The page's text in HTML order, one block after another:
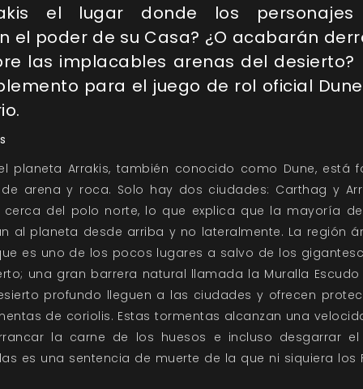
el lugar donde los personajes
el poder de su Casa? ¿O acabarán
las implacables arenas del desierto?
para el juego de rol oficial
planeta Arrakis, también conocido como Dune, está
arena y roca. Solo hay dos ciudades: Carthag y
cerca del polo norte, lo que explica que la mayoría
al planeta desde arriba y no lateralmente. La región
es uno de los pocos lugares a salvo de los
una gran barrera natural llamada la Muralla
profundo lleguen a las ciudades y ofrecen
de coriolis. Estas tormentas alcanzan una
la carne de los huesos e incluso desgarrar el
es una sentencia de muerte de la que ni siquiera los